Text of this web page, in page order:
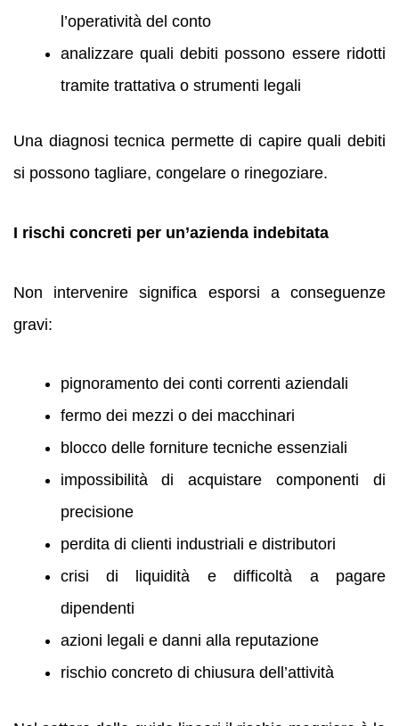
l’operatività del conto
analizzare quali debiti possono essere ridotti
tramite trattativa o strumenti legali
Una diagnosi tecnica permette di capire quali debiti
si possono tagliare, congelare o rinegoziare.
I rischi concreti per un’azienda indebitata
Non intervenire significa esporsi a conseguenze
gravi:
pignoramento dei conti correnti aziendali
fermo dei mezzi o dei macchinari
blocco delle forniture tecniche essenziali
impossibilità di acquistare componenti di
precisione
perdita di clienti industriali e distributori
crisi di liquidità e difficoltà a pagare
dipendenti
azioni legali e danni alla reputazione
rischio concreto di chiusura dell’attività